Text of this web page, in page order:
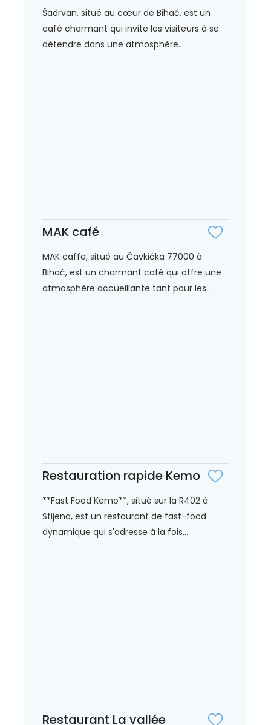
Šadrvan, situé au cœur de Bihać, est un
café charmant qui invite les visiteurs à se
détendre dans une atmosphère...
MAK café
MAK caffe, situé au Čavkićka 77000 à
Bihać, est un charmant café qui offre une
atmosphère accueillante tant pour les...
Restauration rapide Kemo
**Fast Food Kemo**, situé sur la R402 à
Stijena, est un restaurant de fast-food
dynamique qui s'adresse à la fois...
Restaurant La vallée